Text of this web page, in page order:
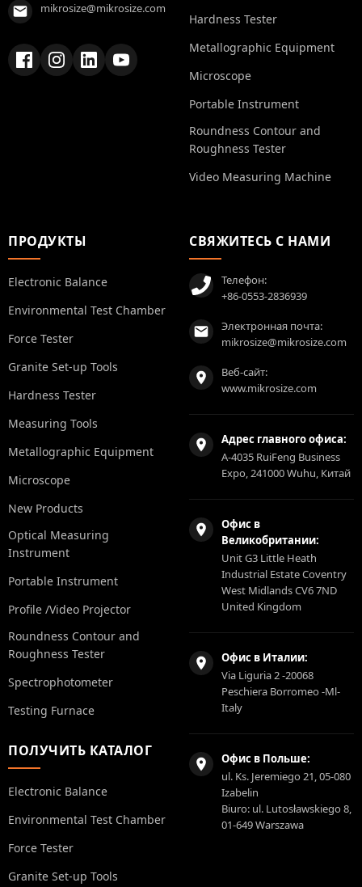
mikrosize@mikrosize.com
Hardness Tester
Metallographic Equipment
Microscope
Portable Instrument
Roundness Contour and
Roughness Tester
Video Measuring Machine
ПРОДУКТЫ
Electronic Balance
Environmental Test Chamber
Force Tester
Granite Set-up Tools
Hardness Tester
Measuring Tools
Metallographic Equipment
Microscope
New Products
Optical Measuring
Instrument
Portable Instrument
Profile /Video Projector
Roundness Contour and
Roughness Tester
Spectrophotometer
Testing Furnace
ПОЛУЧИТЬ КАТАЛОГ
Electronic Balance
Environmental Test Chamber
Force Tester
Granite Set-up Tools
СВЯЖИТЕСЬ С НАМИ
Телефон:
+86-0553-2836939
Электронная почта:
mikrosize@mikrosize.com
Веб-сайт:
www.mikrosize.com
Адрес главного офиса:
A-4035 RuiFeng Business
Expo, 241000 Wuhu, Китай
Офис в
Великобритании:
Unit G3 Little Heath
Industrial Estate Coventry
West Midlands CV6 7ND
United Kingdom
Офис в Италии:
Via Liguria 2 -20068
Peschiera Borromeo -Ml-
Italy
Офис в Польше:
ul. Ks. Jeremiego 21, 05-080
Izabelin
Biuro: ul. Lutosławskiego 8,
01-649 Warszawa